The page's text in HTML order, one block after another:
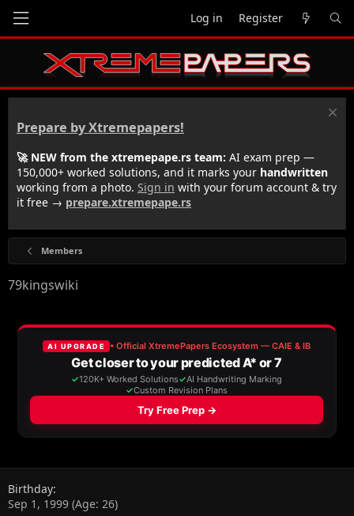
Log in Register
Prepare by Xtremepapers!
🚀 NEW from the xtremepape.rs team: AI exam prep —
150,000+ worked solutions, and it marks your handwritten
working from a photo. Sign in with your forum account & try
it free → prepare.xtremepape.rs
Members
79kingswiki
Birthday
Sep 1, 1999 (Age: 26)